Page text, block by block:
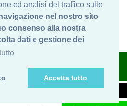
ed analisi del traffico sulle
nel nostro sito
consenso alla nostra
dati e gestione dei
Accetta tutto